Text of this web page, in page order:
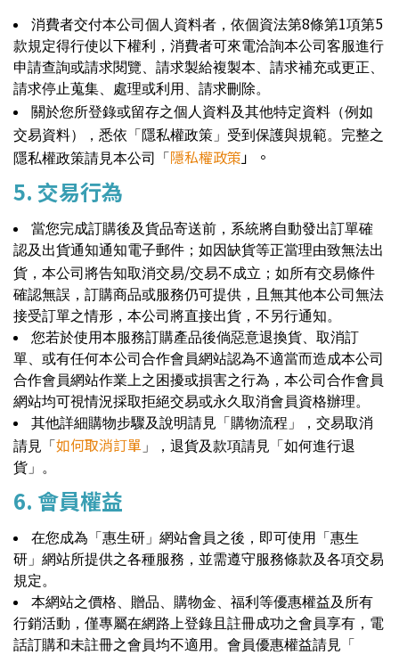
消費者交付本公司個人資料者，依個資法第8條第1項第5
款規定得行使以下權利，消費者可來電洽詢本公司客服進行
申請查詢或請求閱覽、請求製給複製本、請求補充或更正、
請求停止蒐集、處理或利用、請求刪除。
關於您所登錄或留存之個人資料及其他特定資料（例如
交易資料），悉依「隱私權政策」受到保護與規範。完整之
隱私權政策請見本公司「 隱私權政策」。
5. 交易行為
當您完成訂購後及貨品寄送前，系統將自動發出訂單確
認及出貨通知通知電子郵件；如因缺貨等正當理由致無法出
貨，本公司將告知取消交易/交易不成立；如所有交易條件
確認無誤，訂購商品或服務仍可提供，且無其他本公司無法
接受訂單之情形，本公司將直接出貨，不另行通知。
您若於使用本服務訂購產品後倘惡意退換貨、取消訂
單、或有任何本公司合作會員網站認為不適當而造成本公司
合作會員網站作業上之困擾或損害之行為，本公司合作會員
網站均可視情況採取拒絕交易或永久取消會員資格辦理。
其他詳細購物步驟及說明請見「購物流程」，交易取消
請見「 如何取消訂單 」，退貨及款項請見「如何進行退
貨」。
6. 會員權益
在您成為「惠生研」網站會員之後，即可使用「惠生
研」網站所提供之各種服務，並需遵守服務條款及各項交易
規定。
本網站之價格、贈品、購物金、福利等優惠權益及所有
行銷活動，僅專屬在網路上登錄且註冊成功之會員享有，電
話訂購和未註冊之會員均不適用。會員優惠權益請見「